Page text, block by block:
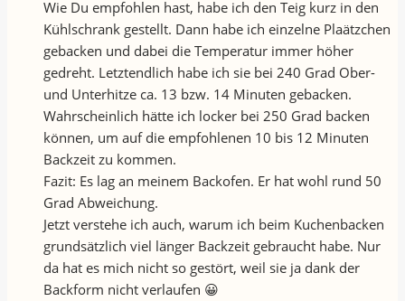
Wie Du empfohlen hast, habe ich den Teig kurz in den
Kühlschrank gestellt. Dann habe ich einzelne Plaätzchen
gebacken und dabei die Temperatur immer höher
gedreht. Letztendlich habe ich sie bei 240 Grad Ober-
und Unterhitze ca. 13 bzw. 14 Minuten gebacken.
Wahrscheinlich hätte ich locker bei 250 Grad backen
können, um auf die empfohlenen 10 bis 12 Minuten
Backzeit zu kommen.
Fazit: Es lag an meinem Backofen. Er hat wohl rund 50
Grad Abweichung.
Jetzt verstehe ich auch, warum ich beim Kuchenbacken
grundsätzlich viel länger Backzeit gebraucht habe. Nur
da hat es mich nicht so gestört, weil sie ja dank der
Backform nicht verlaufen 😀